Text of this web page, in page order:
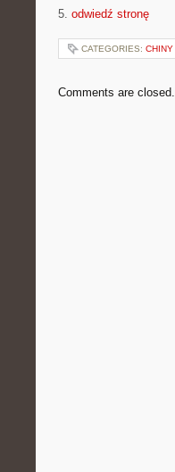
5. odwiedź stronę
CATEGORIES: CHINY
Comments are closed.